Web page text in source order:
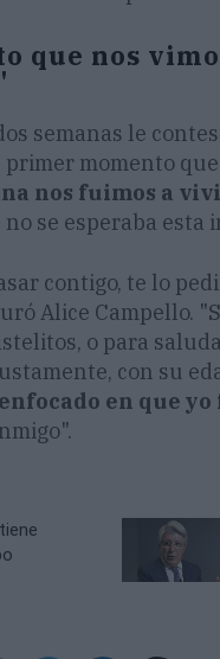
que nos
semanas le
momento
nos fuimos a
se esperaba esta
contigo, te lo
Alice Campello.
o para
con su
en que